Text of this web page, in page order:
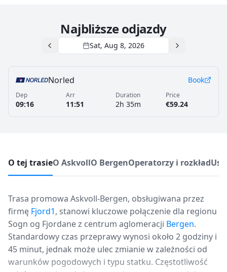
Najbliższe odjazdy
Sat, Aug 8, 2026
Norled Book
Dep
09:16
Arr
11:51
Duration
2h 35m
Price
€59.24
O tej trasieO AskvollO BergenOperatorzy i rozkład
Trasa promowa Askvoll-Bergen, obsługiwana przez
firmę Fjord1, stanowi kluczowe połączenie dla regionu
Sogn og Fjordane z centrum aglomeracji Bergen.
Standardowy czas przeprawy wynosi około 2 godziny i
45 minut, jednak może ulec zmianie w zależności od
warunków pogodowych i typu statku. Częstotliwość